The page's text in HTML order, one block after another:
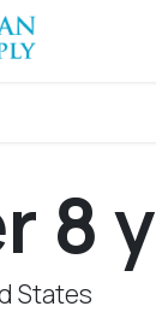
8
States